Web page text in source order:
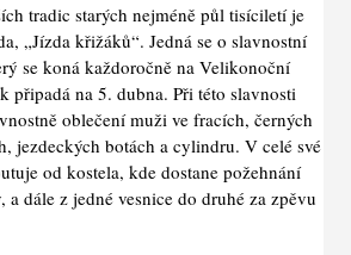
tradic starých nejméně půl tisíciletí je
„Jízda křižáků“. Jedná se o slavnostní
se koná každoročně na Velikonoční
připadá na 5. dubna. Při této slavnosti
oblečení muži ve fracích, černých
jezdeckých botách a cylindru. V celé své
od kostela, kde dostane požehnání
a dále z jedné vesnice do druhé za zpěvu